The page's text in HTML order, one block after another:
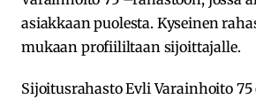
asiakkaan puolesta. Kyseinen
mukaan profiililtaan sijoittajalle.
Sijoitusrahasto Evli Varainhoito 75